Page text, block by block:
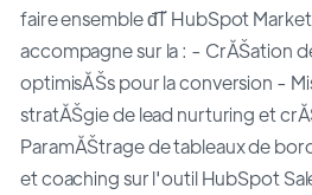
faire ensemble đŤ HubSpot
accompagne sur la : - CrĂŠation
optimisĂŠs pour la conversion -
stratĂŠgie de lead nurturing et
ParamĂŠtrage de tableaux de
et coaching sur l'outil HubSpot